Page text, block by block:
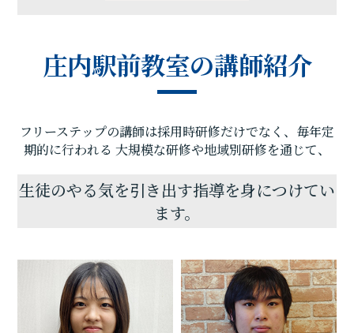
実現」のお手伝いをさせていただきたいと思いま
す。一人ひとりに合わせたテストまでのカリキュラ
ムを設定し、毎回の授業で理解度テストを実施、テ
を進めていますので、計画的に学力向上が目指すこ
とが可能です。
サポートします。
苦手分野の克服、受験指導、学習方法など、今後の
学習計画などでご相談・ご要望のある方がいらっ
し、効率のよい学習を行うことで目標達成は実現し
ます!一緒に頑張りましょう！
庄内駅前教室の講師紹介
フリーステップの講師は採用時研修だけでなく、毎年定
期的に行われる 大規模な研修や地域別研修を通じて、
生徒のやる気を引き出す指導を身につけてい
ます。